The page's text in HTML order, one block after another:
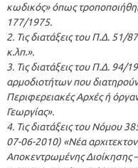
κωδικός» όπως
177/1975.
2. Τις διατάξεις του Π.Δ.
κ.λπ.».
3. Τις διατάξεις του Π.Δ.
αρμοδιοτήτων που
Περιφερειακές Αρχές ή
Γεωργίας».
4. Τις διατάξεις του Νόμου
07-06-2010) «Νέα
Αποκεντρωμένης Διοίκησης